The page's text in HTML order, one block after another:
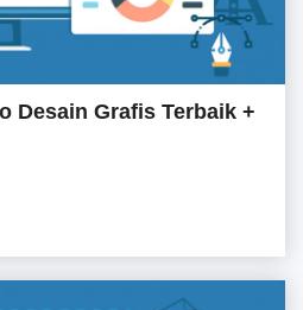
Desain Grafis Terbaik +